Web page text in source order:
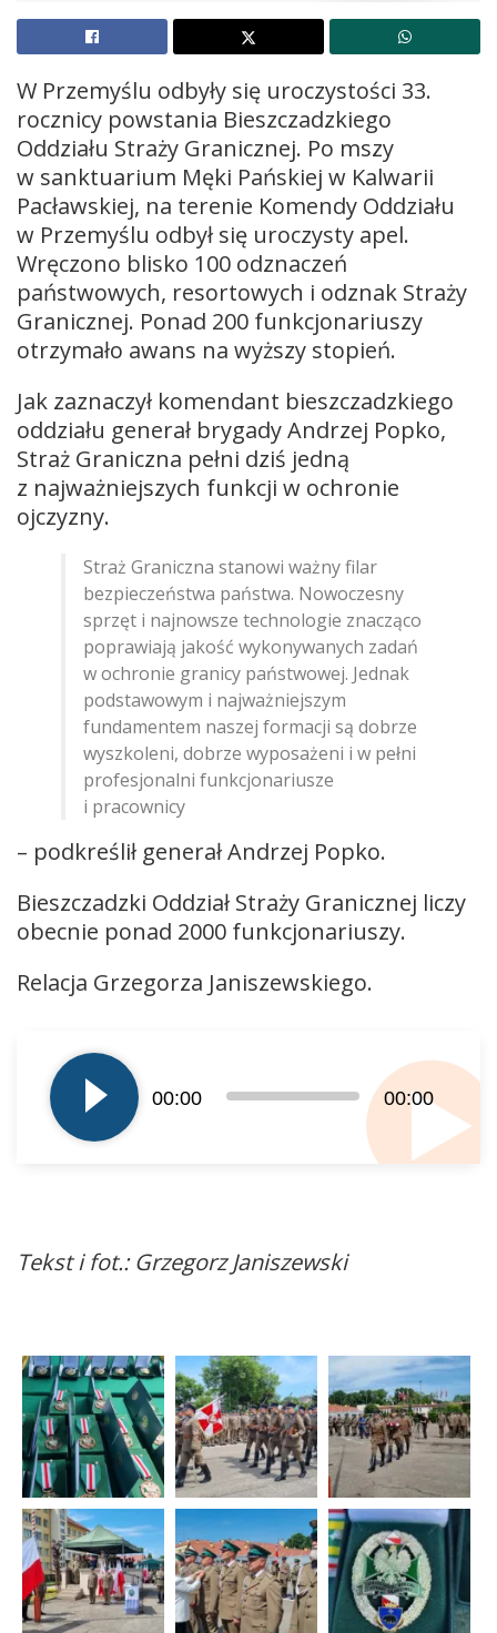
W Przemyślu odbyły się uroczystości 33.
rocznicy powstania Bieszczadzkiego
Oddziału Straży Granicznej. Po mszy
w sanktuarium Męki Pańskiej w Kalwarii
Pacławskiej, na terenie Komendy Oddziału
w Przemyślu odbył się uroczysty apel.
Wręczono blisko 100 odznaczeń
państwowych, resortowych i odznak Straży
Granicznej. Ponad 200 funkcjonariuszy
otrzymało awans na wyższy stopień.
Jak zaznaczył komendant bieszczadzkiego
oddziału generał brygady Andrzej Popko,
Straż Graniczna pełni dziś jedną
z najważniejszych funkcji w ochronie
ojczyzny.
Straż Graniczna stanowi ważny filar
bezpieczeństwa państwa. Nowoczesny
sprzęt i najnowsze technologie znacząco
poprawiają jakość wykonywanych zadań
w ochronie granicy państwowej. Jednak
podstawowym i najważniejszym
fundamentem naszej formacji są dobrze
wyszkoleni, dobrze wyposażeni i w pełni
profesjonalni funkcjonariusze
i pracownicy
– podkreślił generał Andrzej Popko.
Bieszczadzki Oddział Straży Granicznej liczy
obecnie ponad 2000 funkcjonariuszy.
Relacja Grzegorza Janiszewskiego.
plików
dźwiękowych
00:00 00:00
Tekst i fot.: Grzegorz Janiszewski